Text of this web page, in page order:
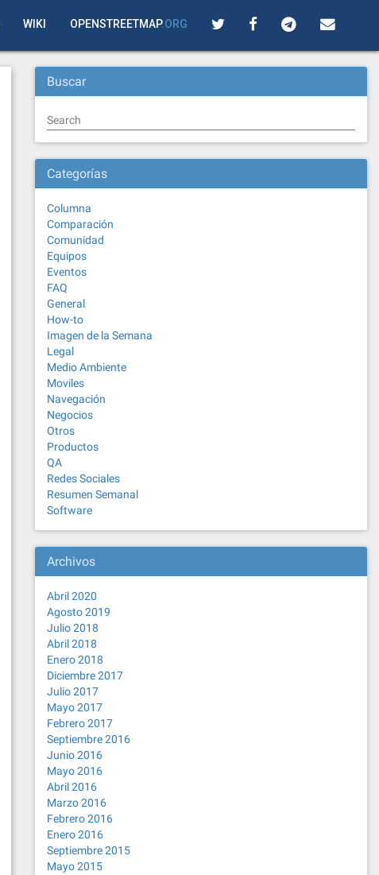
WIKI OPENSTREETMAP.ORG
Buscar
Search
Categorías
Columna
Comparación
Comunidad
Equipos
Eventos
FAQ
General
How-to
Imagen de la Semana
Legal
Medio Ambiente
Moviles
Navegación
Negocios
Otros
Productos
QA
Redes Sociales
Resumen Semanal
Software
Archivos
Abril 2020
Agosto 2019
Julio 2018
Abril 2018
Enero 2018
Diciembre 2017
Julio 2017
Mayo 2017
Febrero 2017
Septiembre 2016
Junio 2016
Mayo 2016
Abril 2016
Marzo 2016
Febrero 2016
Enero 2016
Septiembre 2015
Mayo 2015